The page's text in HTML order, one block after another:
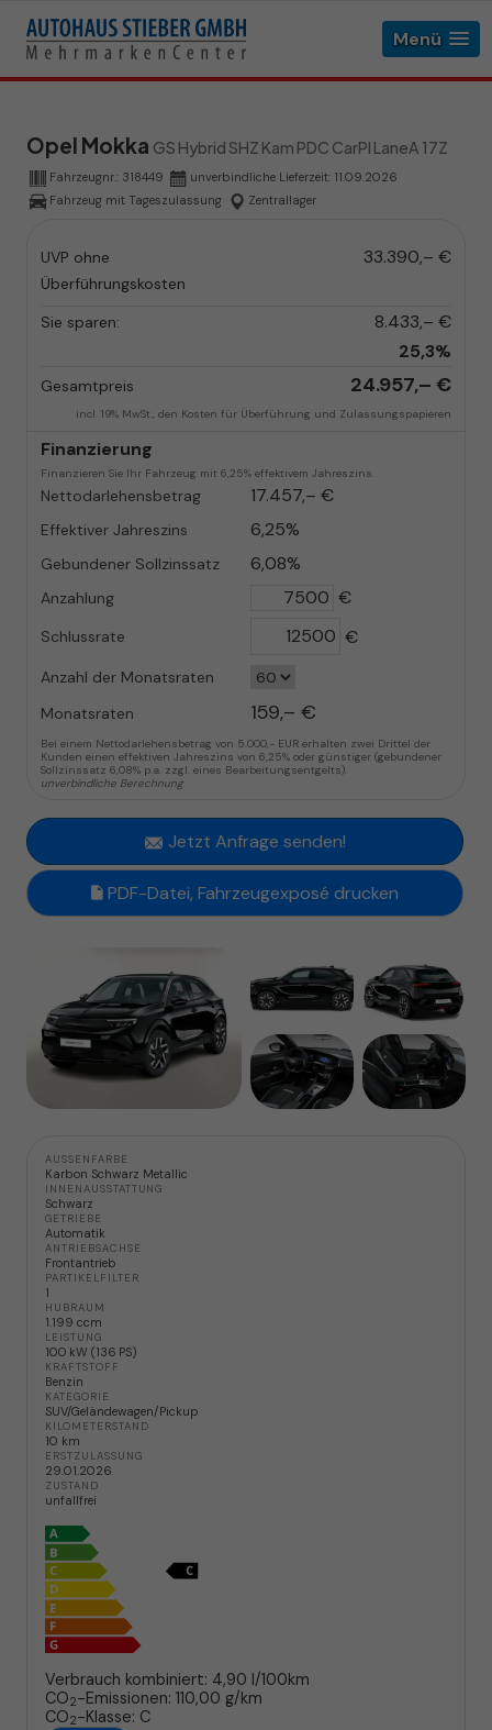
Menü
Opel Mokka GS Hybrid SHZ Kam PDC CarPl LaneA 17Z
Fahrzeugnr.: 318449 unverbindliche Lieferzeit: 11.09.2026
Fahrzeug mit Tageszulassung
Zentrallager
UVP ohne
Überführungskosten
33.390,– €
Sie sparen:
8.433,– €
25,3%
Gesamtpreis 24.957,– €
incl. 19% MwSt., den Kosten für Überführung und Zulassungspapieren
Finanzierung
Finanzieren Sie Ihr Fahrzeug mit 6,25% effektivem Jahreszins.
Nettodarlehensbetrag 17.457,– €
Effektiver Jahreszins 6,25%
Gebundener Sollzinssatz 6,08%
Anzahlung €
Schlussrate €
Anzahl der Monatsraten
Monatsraten
159,– €
Bei einem Nettodarlehensbetrag von 5.000,- EUR erhalten zwei Drittel der
Kunden einen effektiven Jahreszins von 6,25% oder günstiger (gebundener
Sollzinssatz 6,08% p.a. zzgl. eines Bearbeitungsentgelts).
unverbindliche Berechnung
Jetzt Anfrage senden!
PDF-Datei, Fahrzeugexposé drucken
AUSSENFARBE
Karbon Schwarz Metallic
INNENAUSSTATTUNG
Schwarz
GETRIEBE
Automatik
ANTRIEBSACHSE
Frontantrieb
PARTIKELFILTER
1
HUBRAUM
1.199 ccm
LEISTUNG
100 kW (136 PS)
KRAFTSTOFF
Benzin
KATEGORIE
SUV/Geländewagen/Pickup
KILOMETERSTAND
10 km
ERSTZULASSUNG
29.01.2026
ZUSTAND
unfallfrei
Verbrauch kombiniert: 4,90 l/100km
CO2-Emissionen: 110,00 g/km
CO2-Klasse: C